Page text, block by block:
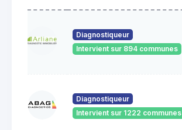
Diagnostiqueur
Intervient sur 894 communes
Diagnostiqueur
Intervient sur 1222 communes